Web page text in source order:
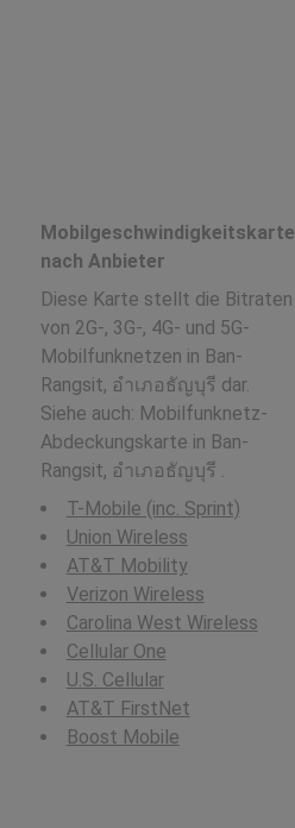
Mobilgeschwindigkeitskarte
nach Anbieter
Diese Karte stellt die Bitraten
von 2G-, 3G-, 4G- und 5G-
Mobilfunknetzen in Ban-
Rangsit, อำเภอธัญบุรี dar.
Siehe auch: Mobilfunknetz-
Abdeckungskarte in Ban-
Rangsit, อำเภอธัญบุรี .
T-Mobile (inc. Sprint)
Union Wireless
AT&T Mobility
Verizon Wireless
Carolina West Wireless
Cellular One
U.S. Cellular
AT&T FirstNet
Boost Mobile